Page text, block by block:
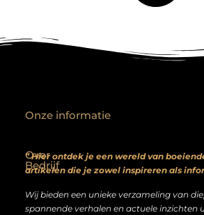
Over
Bedrijf
” Hier ontdek je een wereld van
artikelen die je zowel inspireren als
Wij bieden een unieke verzameling van
spannende verhalen en actuele inzichten
Onze informatie